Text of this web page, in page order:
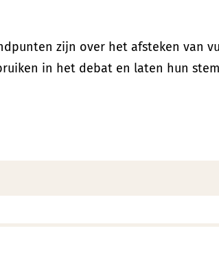
zijn over het afsteken van
in het debat en laten hun